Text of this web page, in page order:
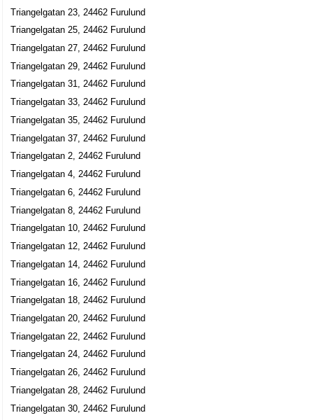
Triangelgatan 23, 24462 Furulund
Triangelgatan 25, 24462 Furulund
Triangelgatan 27, 24462 Furulund
Triangelgatan 29, 24462 Furulund
Triangelgatan 31, 24462 Furulund
Triangelgatan 33, 24462 Furulund
Triangelgatan 35, 24462 Furulund
Triangelgatan 37, 24462 Furulund
Triangelgatan 2, 24462 Furulund
Triangelgatan 4, 24462 Furulund
Triangelgatan 6, 24462 Furulund
Triangelgatan 8, 24462 Furulund
Triangelgatan 10, 24462 Furulund
Triangelgatan 12, 24462 Furulund
Triangelgatan 14, 24462 Furulund
Triangelgatan 16, 24462 Furulund
Triangelgatan 18, 24462 Furulund
Triangelgatan 20, 24462 Furulund
Triangelgatan 22, 24462 Furulund
Triangelgatan 24, 24462 Furulund
Triangelgatan 26, 24462 Furulund
Triangelgatan 28, 24462 Furulund
Triangelgatan 30, 24462 Furulund